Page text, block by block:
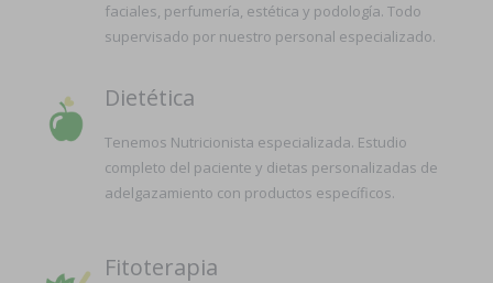
faciales, perfumería, estética y podología. Todo
supervisado por nuestro personal especializado.
Dietética
Tenemos Nutricionista especializada. Estudio
completo del paciente y dietas personalizadas de
adelgazamiento con productos específicos.
Fitoterapia